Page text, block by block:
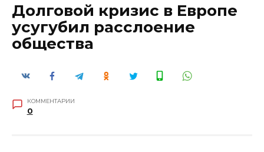
Долговой кризис в Европе
усугубил расслоение
общества
КОММЕНТАРИИ
0